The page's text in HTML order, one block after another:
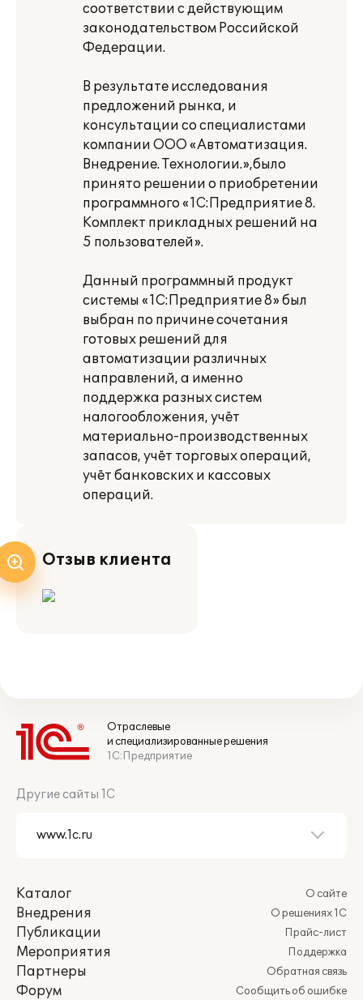
соответствии с действующим
законодательством Российской
Федерации.
В результате исследования
предложений рынка, и
консультации со специалистами
компании ООО «Автоматизация.
Внедрение. Технологии.»,было
принято решении о приобретении
программного «1С:Предприятие 8.
Комплект прикладных решений на
5 пользователей».
Данный программный продукт
системы «1С:Предприятие 8» был
выбран по причине сочетания
готовых решений для
автоматизации различных
направлений, а именно
поддержка разных систем
налогообложения, учёт
материально-производственных
запасов, учёт торговых операций,
учёт банковских и кассовых
операций.
Отзыв клиента
Отраслевые
и специализированные решения
1С:Предприятие
Другие сайты 1С
Каталог
Внедрения
Публикации
Мероприятия
Партнеры
Форум
О сайте
О решениях 1С
Прайс-лист
Поддержка
Обратная связь
Сообщить об ошибке